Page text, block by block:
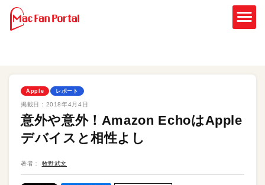
Apple レポート
掲載日： 2018年4月4日
意外や意外！Amazon EchoはApple
デバイスと相性よし
著者： 牧野武文